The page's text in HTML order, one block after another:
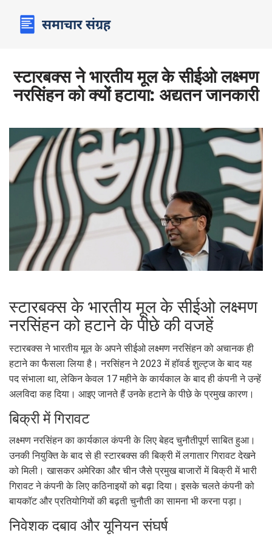
स्टारबक्स ने भारतीय मूल के सीईओ लक्ष्मण
नरसिंहन को क्यों हटाया: अद्यतन जानकारी
स्टारबक्स के भारतीय मूल के सीईओ लक्ष्मण
नरसिंहन को हटाने के पीछे की वजहें
स्टारबक्स ने भारतीय मूल के अपने सीईओ लक्ष्मण नरसिंहन को अचानक ही
हटाने का फैसला लिया है। नरसिंहन ने 2023 में हॉवर्ड शुल्ट्ज के बाद यह
पद संभाला था, लेकिन केवल 17 महीने के कार्यकाल के बाद ही कंपनी ने उन्हें
अलविदा कह दिया। आइए जानते हैं उनके हटाने के पीछे के प्रमुख कारण।
बिक्री में गिरावट
लक्ष्मण नरसिंहन का कार्यकाल कंपनी के लिए बेहद चुनौतीपूर्ण साबित हुआ।
उनकी नियुक्ति के बाद से ही स्टारबक्स की बिक्री में लगातार गिरावट देखने
को मिली। खासकर अमेरिका और चीन जैसे प्रमुख बाजारों में बिक्री में भारी
गिरावट ने कंपनी के लिए कठिनाइयों को बढ़ा दिया। इसके चलते कंपनी को
बायकॉट और प्रतियोगियों की बढ़ती चुनौती का सामना भी करना पड़ा।
निवेशक दबाव और यूनियन संघर्ष